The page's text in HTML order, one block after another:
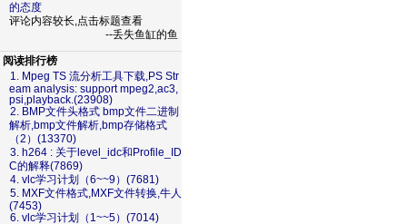
的态度
评论内容较长,点击标题查看
--丢失鱼缸的鱼
阅读排行榜
1. Mpeg TS 流分析工具下载,PS Str
eam analysis: support mpeg2,ac3,
psi,playback.(23908)
2. BMP文件头格式 bmp文件二进制
解析,bmp文件解析,bmp存储格式
（2）(13370)
3. h264 : 关于level_idc和Profile_ID
C的解释(7869)
4. vlc学习计划（6~~9）(7681)
5. MXF文件格式,MXF文件转换,牛人
(7453)
6. vlc学习计划（1~~5）(7014)